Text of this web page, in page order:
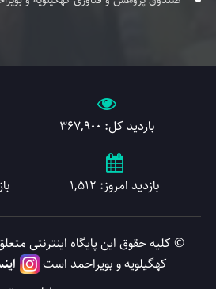
بازدید کل: 367,900
بازدید امروز: 1,512
© کلیه حقوق این پایگاه اینترنتی
کهگیلویه و بویراحمد است